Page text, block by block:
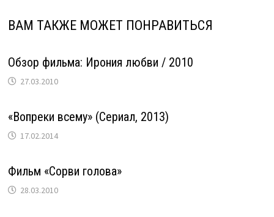
ВАМ ТАКЖЕ МОЖЕТ ПОНРАВИТЬСЯ
Обзор фильма: Ирония любви / 2010
27.03.2010
«Вопреки всему» (Сериал, 2013)
17.02.2014
Фильм «Сорви голова»
28.03.2010